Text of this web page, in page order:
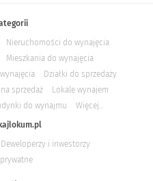
Nieruchomości do wynajęcia
Mieszkania do wynajęcia
Działki do sprzedaży
sprzedaż
Lokale wynajem
do wynajmu
Więcej...
Deweloperzy i inwestorzy